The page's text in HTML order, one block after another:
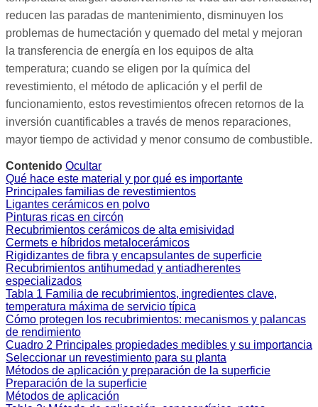
reducen las paradas de mantenimiento, disminuyen los
problemas de humectación y quemado del metal y mejoran
la transferencia de energía en los equipos de alta
temperatura; cuando se eligen por la química del
revestimiento, el método de aplicación y el perfil de
funcionamiento, estos revestimientos ofrecen retornos de la
inversión cuantificables a través de menos reparaciones,
mayor tiempo de actividad y menor consumo de combustible.
Contenido Ocultar
Qué hace este material y por qué es importante
Principales familias de revestimientos
Ligantes cerámicos en polvo
Pinturas ricas en circón
Recubrimientos cerámicos de alta emisividad
Cermets e híbridos metalocerámicos
Rigidizantes de fibra y encapsulantes de superficie
Recubrimientos antihumedad y antiadherentes
especializados
Tabla 1 Familia de recubrimientos, ingredientes clave,
temperatura máxima de servicio típica
Cómo protegen los recubrimientos: mecanismos y palancas
de rendimiento
Cuadro 2 Principales propiedades medibles y su importancia
Seleccionar un revestimiento para su planta
Métodos de aplicación y preparación de la superficie
Preparación de la superficie
Métodos de aplicación